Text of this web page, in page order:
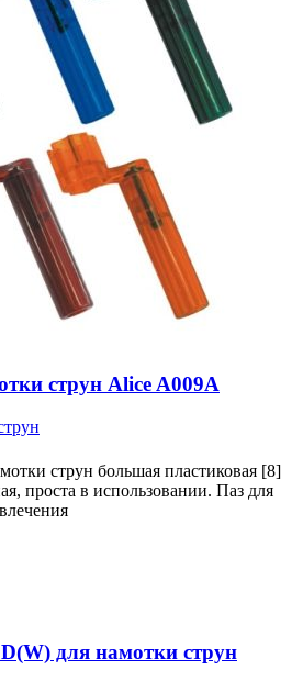
струн Alice A009A
струн большая пластиковая [8]
проста в использовании. Паз для
для намотки струн